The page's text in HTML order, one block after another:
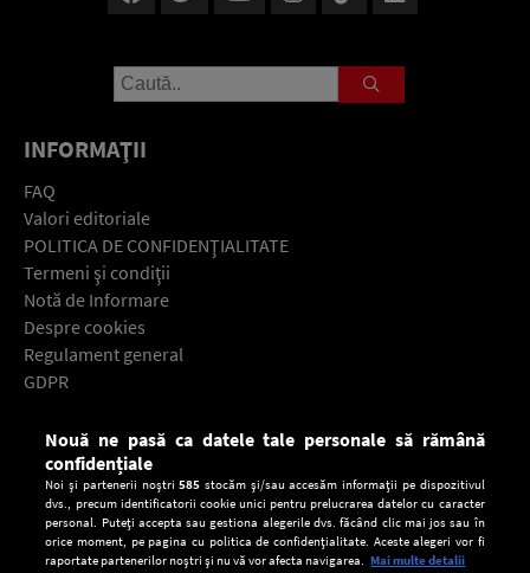
INFORMAŢII
FAQ
Valori editoriale
POLITICA DE CONFIDENŢIALITATE
Termeni şi condiţii
Notă de Informare
Despre cookies
Regulament general
GDPR
Descarcă gratuit aplicaţia Europa FM pentru smartphone:
Nouă ne pasă ca datele tale personale să rămână
confidențiale
Noi și partenerii noștri585 stocăm și/sau accesăm informații pe dispozitivul
dvs., precum identificatorii cookie unici pentru prelucrarea datelor cu caracter
personal. Puteți accepta sau gestiona alegerile dvs. făcând clic mai jos sau în
orice moment, pe pagina cu politica de confidențialitate. Aceste alegeri vor fi
raportate partenerilor noștri și nu vă vor afecta navigarea. Mai multe detalii